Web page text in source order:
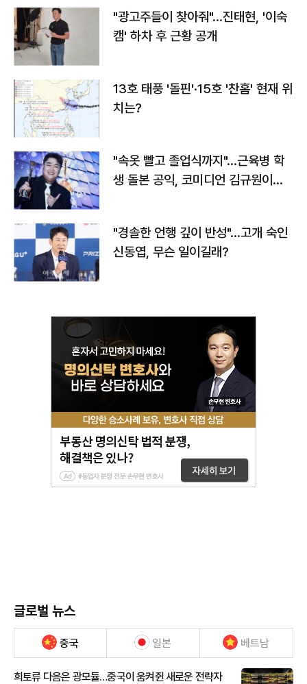
"광고주들이 찾아줘"…진태현, '이숙
캠' 하차 후 근황 공개
13호 태풍 '돌핀'·15호 '찬홈' 현재 위
치는?
"속옷 빨고 졸업식까지"…근육병 학
생 돌본 공익, 코미디언 김규원이었
"경솔한 언행 깊이 반성"…고개 숙인
신동엽, 무슨 일이길래?
글로벌 뉴스
중국 일본 베트남
희토류 다음은 광모듈…중국이 움켜쥔 새로운 전략자